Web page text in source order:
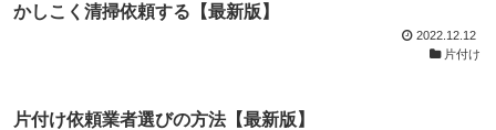
かしこく清掃依頼する【最新版】
2022.12.12
片付け
片付け依頼業者選びの方法【最新版】